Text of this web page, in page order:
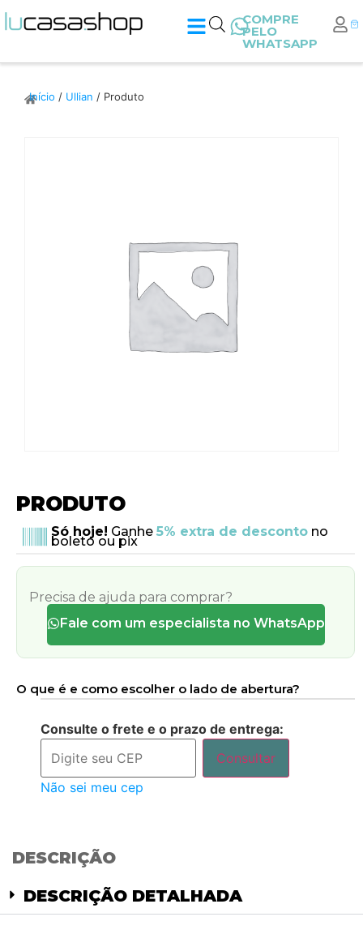
COMPRE
PELO
WHATSAPP
Início / Ullian / Produto
PRODUTO
Só hoje! Ganhe 5% extra de descontono
boleto ou pix
Precisa de ajuda para comprar?
Fale com um especialista no WhatsApp
O que é e como escolher o lado de abertura?
Consulte o frete e o prazo de entrega:
Consultar
Não sei meu cep
DESCRIÇÃO
DESCRIÇÃO DETALHADA